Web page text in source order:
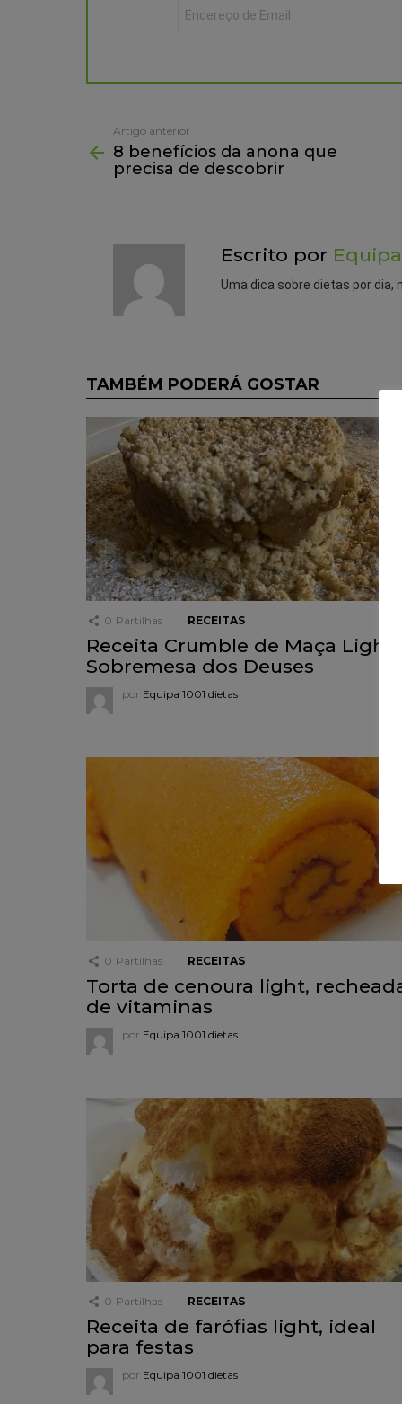
more
Artigo anterior
8 benefícios da anona que
precisa de descobrir
Escrito por
Uma dica sobre dietas por dia,
TAMBÉM PODERÁ GOSTAR
0 Partilhas RECEITAS
Receita Crumble de Maça Light,
Sobremesa dos Deuses
por Equipa 1001 dietas
0 Partilhas RECEITAS
Torta de cenoura light,
de vitaminas
por Equipa 1001 dietas
0 Partilhas RECEITAS
Receita de farófias light, ideal
para festas
por Equipa 1001 dietas